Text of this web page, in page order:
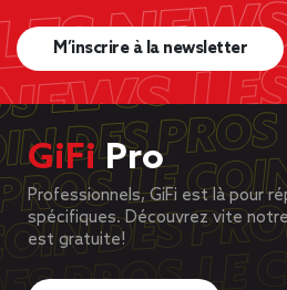
M’inscrire à la newsletter
GiFiPro
Professionnels, GiFi est là pour
spécifiques. Découvrez vite
est gratuite!